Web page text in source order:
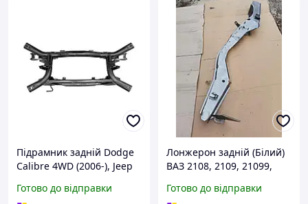
Підрамник задній Dodge
Calibre 4WD (2006-), Jeep
05105252AD, 68211932AB
Готово до відправки
Лонжерон задній (Білий)
ВАЗ 2108, 2109, 21099,
двох частин) (пр-во
Готово до відправки